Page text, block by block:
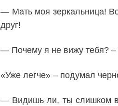
— Мать моя зеркальница!
друг!
— Почему я не вижу тебя? –
«Уже легче» – подумал
— Видишь ли, ты слишком